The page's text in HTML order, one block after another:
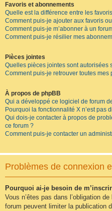
Favoris et abonnements
Quelle est la différence entre les
Comment puis-je ajouter aux favoris
Comment puis-je m’abonner à un
Comment puis-je résilier mes
Pièces jointes
Quelles pièces jointes sont autorisées
Comment puis-je retrouver toutes mes
À propos de phpBB
Qui a développé ce logiciel de forum
Pourquoi la fonctionnalité X n’est pas
Qui dois-je contacter à propos de
ce forum ?
Comment puis-je contacter un
Problèmes de connexion
Pourquoi ai-je besoin de
Vous n’êtes pas dans l’obligation
forum peuvent limiter la publication